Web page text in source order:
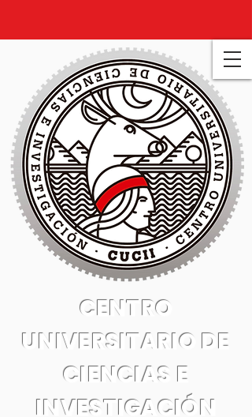
CENTRO
UNIVERSITARIO DE
CIENCIAS E
INVESTIGACIÓN